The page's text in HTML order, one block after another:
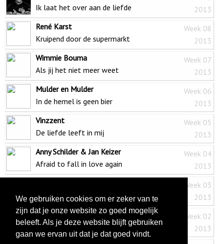
2013
Ik laat het over aan de liefde
Week 08
2013
René Karst
Kruipend door de supermarkt
Week 07
2013
Wimmie Bouma
Als jij het niet meer weet
Week 06
2013
Mulder en Mulder
In de hemel is geen bier
Week 05
2013
Vinzzent
De liefde leeft in mij
Week 04
2013
Anny Schilder & Jan Keizer
Afraid to fall in love again
Week 03
2013
Eet veel bananen
Week 02
2013
Fantasticos
Mooi is het om op de wereld te zijn
We gebruiken cookies om er zeker van te
zijn dat je onze website zo goed mogelijk
beleeft. Als je deze website blijft gebruiken
gaan we ervan uit dat je dat goed vindt.